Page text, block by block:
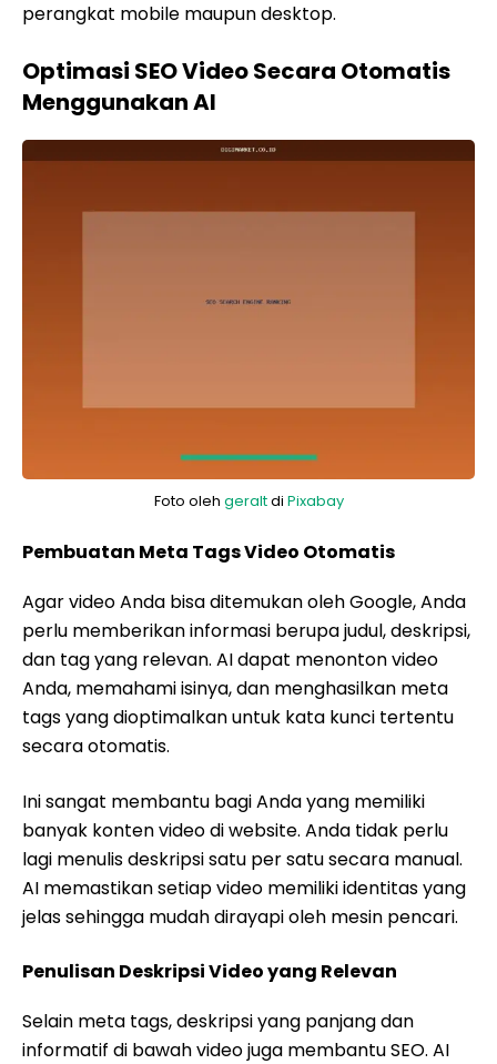
perangkat mobile maupun desktop.
Optimasi SEO Video Secara Otomatis
Menggunakan AI
Foto oleh geraltdi Pixabay
Pembuatan Meta Tags Video Otomatis
Agar video Anda bisa ditemukan oleh Google, Anda
perlu memberikan informasi berupa judul, deskripsi,
dan tag yang relevan. AI dapat menonton video
Anda, memahami isinya, dan menghasilkan meta
tags yang dioptimalkan untuk kata kunci tertentu
secara otomatis.
Ini sangat membantu bagi Anda yang memiliki
banyak konten video di website. Anda tidak perlu
lagi menulis deskripsi satu per satu secara manual.
AI memastikan setiap video memiliki identitas yang
jelas sehingga mudah dirayapi oleh mesin pencari.
Penulisan Deskripsi Video yang Relevan
Selain meta tags, deskripsi yang panjang dan
informatif di bawah video juga membantu SEO. AI